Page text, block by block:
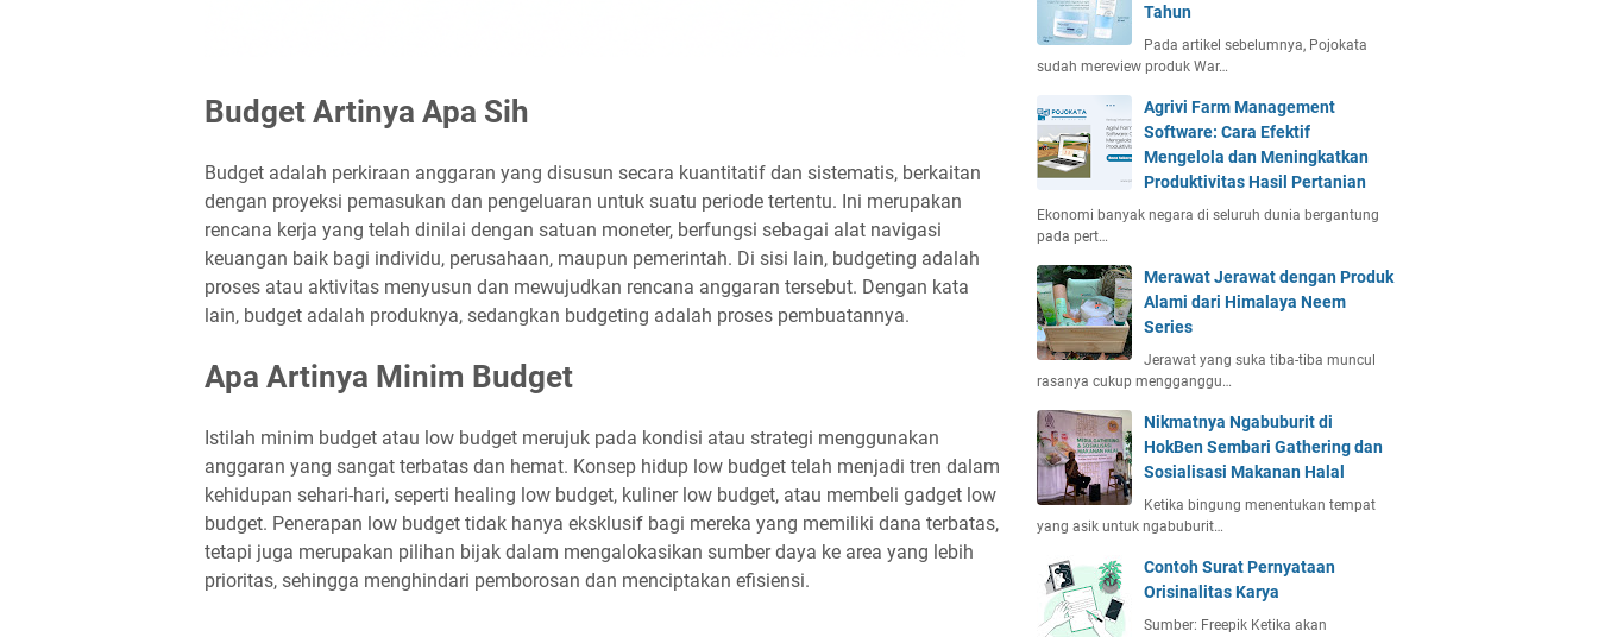
Budget Artinya Apa Sih
Budget adalah perkiraan anggaran yang disusun secara kuantitatif dan sistematis, berkaitan
dengan proyeksi pemasukan dan pengeluaran untuk suatu periode tertentu. Ini merupakan
rencana kerja yang telah dinilai dengan satuan moneter, berfungsi sebagai alat navigasi
keuangan baik bagi individu, perusahaan, maupun pemerintah. Di sisi lain, budgeting adalah
proses atau aktivitas menyusun dan mewujudkan rencana anggaran tersebut. Dengan kata
lain, budget adalah produknya, sedangkan budgeting adalah proses pembuatannya.
Apa Artinya Minim Budget
Istilah minim budget atau low budget merujuk pada kondisi atau strategi menggunakan
anggaran yang sangat terbatas dan hemat. Konsep hidup low budget telah menjadi tren dalam
kehidupan sehari-hari, seperti healing low budget, kuliner low budget, atau membeli gadget low
budget. Penerapan low budget tidak hanya eksklusif bagi mereka yang memiliki dana terbatas,
tetapi juga merupakan pilihan bijak dalam mengalokasikan sumber daya ke area yang lebih
prioritas, sehingga menghindari pemborosan dan menciptakan efisiensi.
Tahun
Pada artikel sebelumnya, Pojokata
sudah mereview produk War…
Agrivi Farm Management
Software: Cara Efektif
Mengelola dan Meningkatkan
Produktivitas Hasil Pertanian
Ekonomi banyak negara di seluruh dunia bergantung
pada pert…
Merawat Jerawat dengan Produk
Alami dari Himalaya Neem
Series
Jerawat yang suka tiba-tiba muncul
rasanya cukup mengganggu…
Nikmatnya Ngabuburit di
HokBen Sembari Gathering dan
Sosialisasi Makanan Halal
Ketika bingung menentukan tempat
yang asik untuk ngabuburit…
Contoh Surat Pernyataan
Orisinalitas Karya
Sumber: Freepik Ketika akan